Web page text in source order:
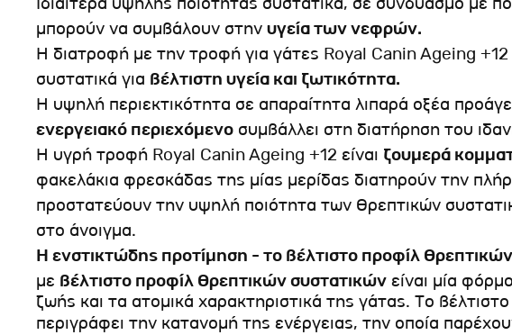
μπορούν να συμβάλουν στην υγεία των νεφρών.
Η διατροφή με την τροφή για γάτες Royal Canin Ageing
συστατικά για βέλτιστη υγεία και ζωτικότητα.
Η υψηλή περιεκτικότητα σε απαραίτητα λιπαρά οξέα
ενεργειακό περιεχόμενο συμβάλλει στη διατήρηση του
Η υγρή τροφή Royal Canin Ageing +12 είναι ζουμερά
φακελάκια φρεσκάδας της μίας μερίδας διατηρούν την
προστατεύουν την υψηλή ποιότητα των θρεπτικών
στο άνοιγμα.
Η ενστικτώδης προτίμηση - το βέλτιστο προφίλ
με βέλτιστο προφίλ θρεπτικών συστατικών είναι μία
ζωής και τα ατομικά χαρακτηριστικά της γάτας. Το
περιγράφει την κατανομή της ενέργειας, την οποία